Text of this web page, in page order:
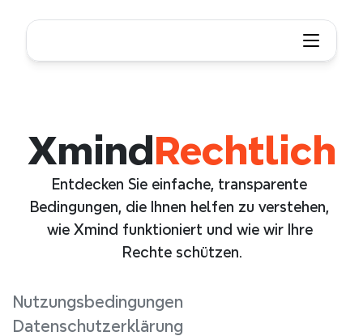
Xmind Rechtlich
Entdecken Sie einfache, transparente
Bedingungen, die Ihnen helfen zu verstehen,
wie Xmind funktioniert und wie wir Ihre
Rechte schützen.
Nutzungsbedingungen
Datenschutzerklärung